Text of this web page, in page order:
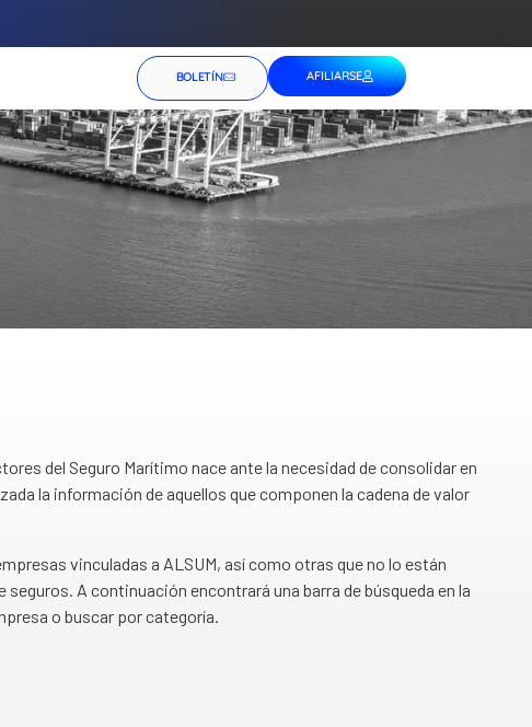
BOLETÍN AFILIARSE
del Seguro Marítimo nace ante la necesidad de consolidar en
la información de aquellos que componen la cadena de valor
vinculadas a ALSUM, así como otras que no lo están
A continuación encontrará una barra de búsqueda en la
o buscar por categoría.